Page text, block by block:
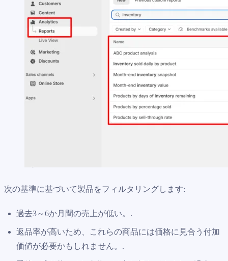
次の基準に基づいて製品をフィルタリングします:
過去3～6か月間の売上が低い。.
返品率が高いため、これらの商品には価格に見合う付加
価値が必要かもしれません。.